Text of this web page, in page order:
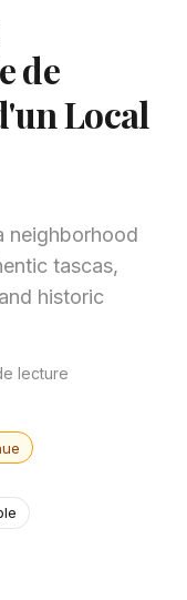
de
Local
neighborhood
tascas,
historic
lecture